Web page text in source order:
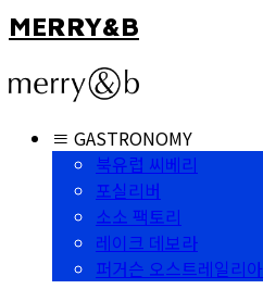
MERRY&B
≡ GASTRONOMY
북유럽 씨베리
포실리버
소소 팩토리
레이크 데보라
퍼거슨 오스트레일리아